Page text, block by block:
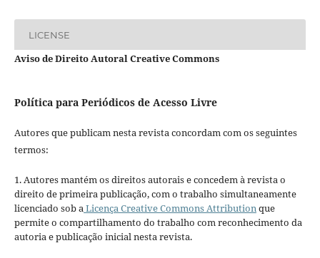
LICENSE
Aviso de Direito Autoral Creative Commons
Política para Periódicos de Acesso Livre
Autores que publicam nesta revista concordam com os seguintes
termos:
1. Autores mantém os direitos autorais e concedem à revista o
direito de primeira publicação, com o trabalho simultaneamente
licenciado sob aLicença Creative Commons Attributionque
permite o compartilhamento do trabalho com reconhecimento da
autoria e publicação inicial nesta revista.